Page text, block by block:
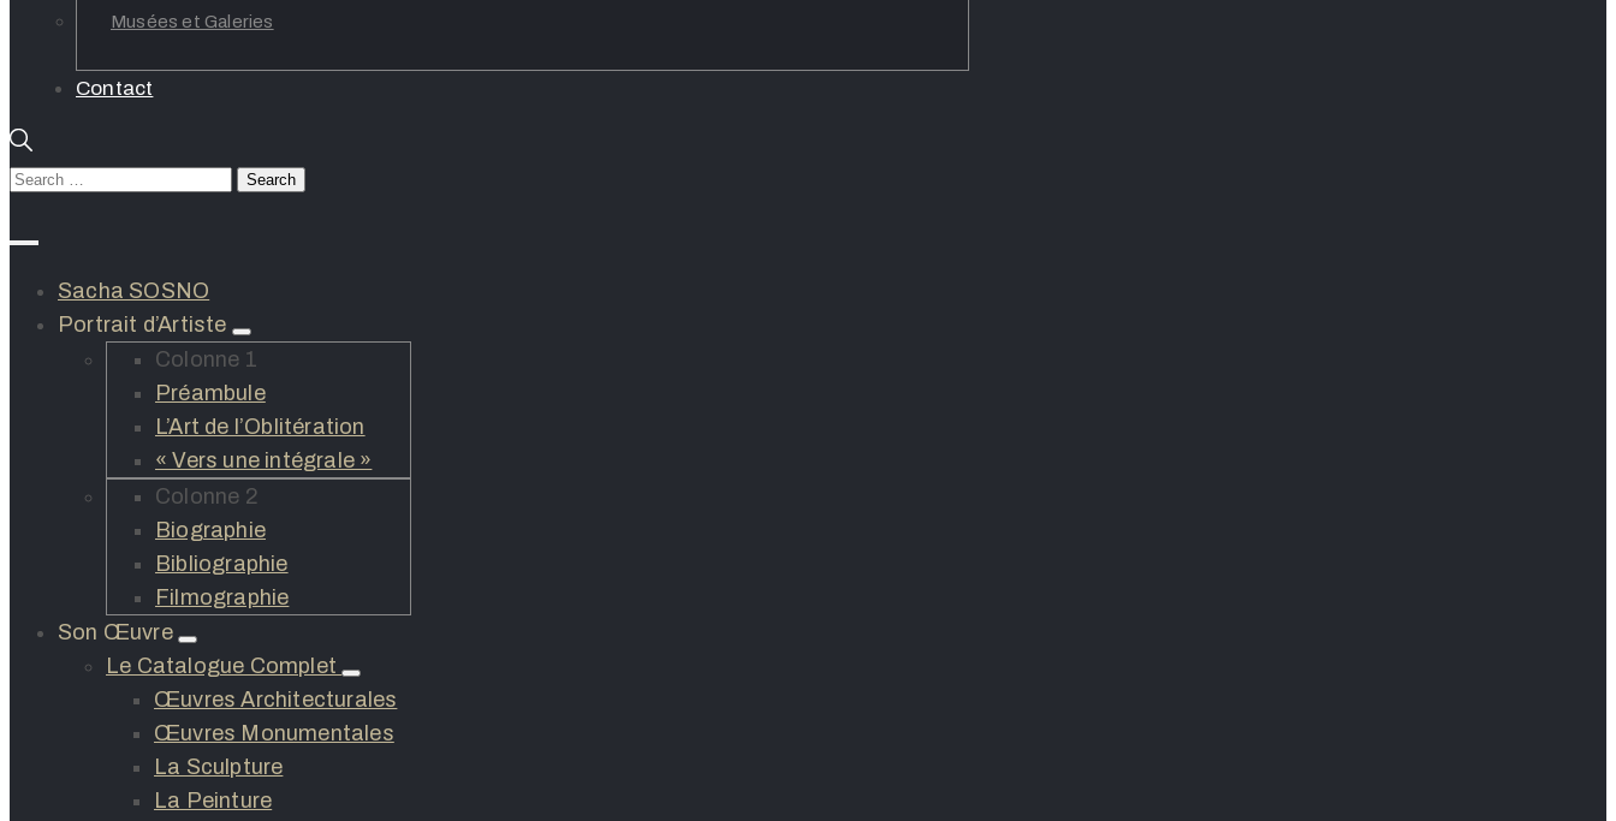
Musées et Galeries
Contact
Sacha SOSNO
Portrait d’Artiste
Colonne 1
Préambule
L’Art de l’Oblitération
« Vers une intégrale »
Colonne 2
Biographie
Bibliographie
Filmographie
Son Œuvre
Le Catalogue Complet
Œuvres Architecturales
Œuvres Monumentales
La Sculpture
La Peinture